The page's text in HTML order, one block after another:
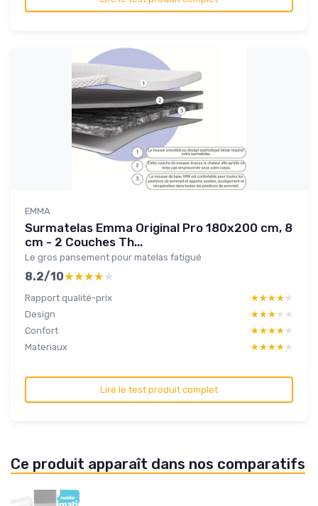
EMMA
Surmatelas Emma Original Pro 180x200 cm, 8
cm - 2 Couches Th...
Le gros pansement pour matelas fatigué
8.2/10★★★★★
★★★★★
Rapport qualité-prix ★★★★★
★★★★★
Design
★★★★★
★★★★★
Confort
★★★★★
★★★★★
Materiaux
★★★★★
★★★★★
Lire le test produit complet
Ce produit apparaît dans nos comparatifs